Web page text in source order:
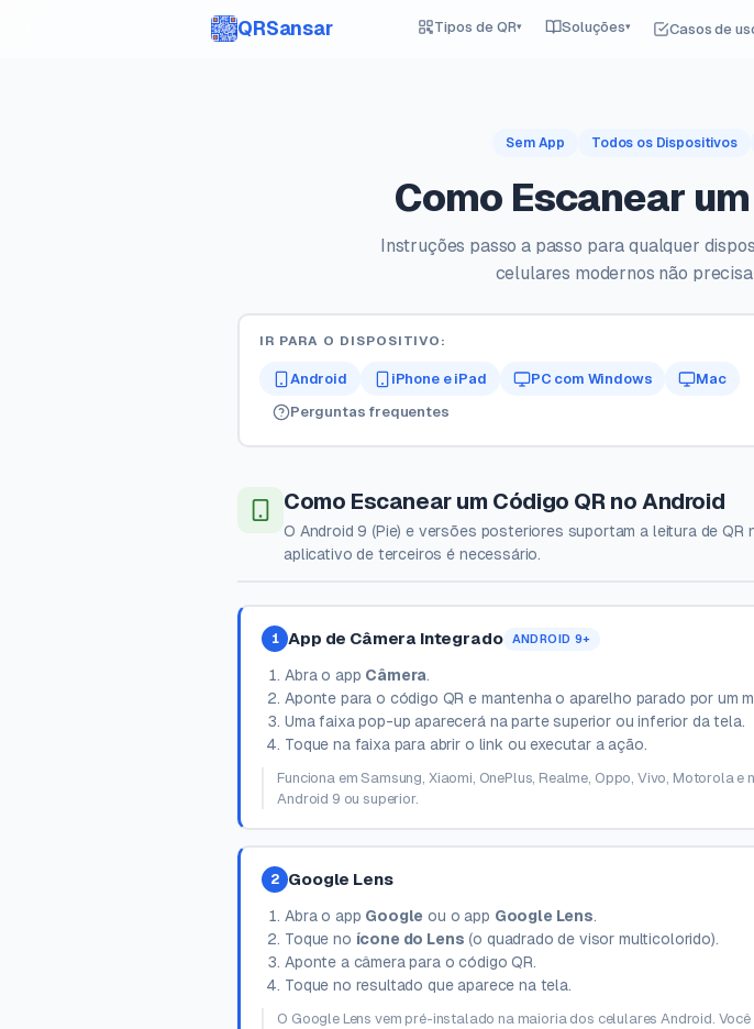
QRSansar Tipos de QR▾ Soluções▾ Casos de
Sem App Todos os Dispositivos
Como Escanear um
Instruções passo a passo para qualquer
celulares modernos não
IR PARA O DISPOSITIVO:
Android iPhone e iPad PC com Windows Mac
Perguntas frequentes
Como Escanear um Código QR no Android
O Android 9 (Pie) e versões posteriores suportam a leitura de QR
aplicativo de terceiros é necessário.
1 App de Câmera Integrado ANDROID 9+
Abra o app Câmera.
Aponte para o código QR e mantenha o aparelho parado por um
Uma faixa pop-up aparecerá na parte superior ou inferior da tela.
Toque na faixa para abrir o link ou executar a ação.
Funciona em Samsung, Xiaomi, OnePlus, Realme, Oppo, Vivo, Motorola
Android 9 ou superior.
2 Google Lens
Abra o app Google ou o app Google Lens.
Toque no ícone do Lens (o quadrado de visor multicolorido).
Aponte a câmera para o código QR.
Toque no resultado que aparece na tela.
O Google Lens vem pré-instalado na maioria dos celulares Android.